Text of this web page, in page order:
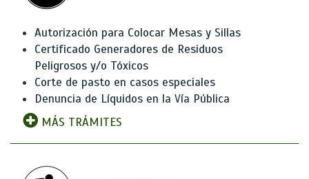
Autorización para Colocar Mesas y Sillas
Certificado Generadores de Residuos
Peligrosos y/o Tóxicos
Corte de pasto en casos especiales
Denuncia de Líquidos en la Vía Pública
MÁS TRÁMITES